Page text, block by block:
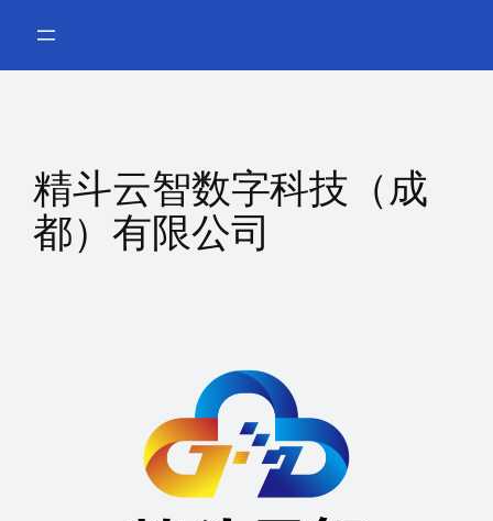
内
精斗云智数字科技（成
都）有限公司